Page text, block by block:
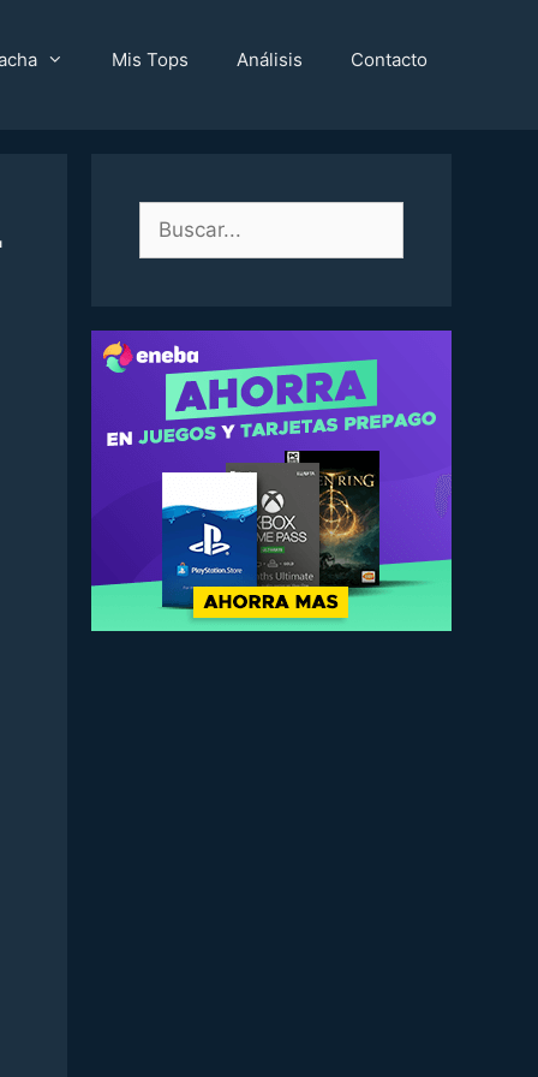
Mis Tops Análisis Contacto
Buscar: